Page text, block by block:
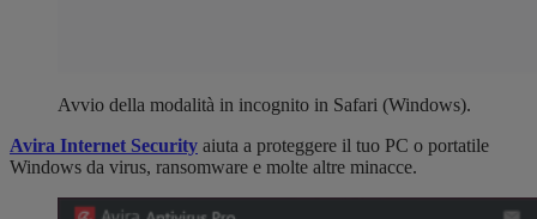
Avvio della modalità in incognito in Safari (Windows).
Avira Internet Security aiuta a proteggere il tuo PC o portatile
Windows da virus, ransomware e molte altre minacce.